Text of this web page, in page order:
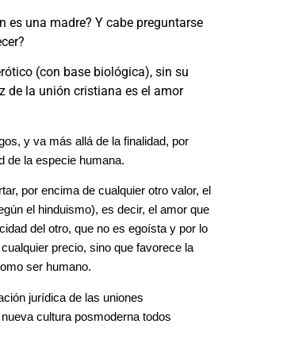
es una madre? Y cabe preguntarse
(con base biológica), sin su
de la unión cristiana es el amor
y va más allá de la finalidad, por
de la especie humana.
por encima de cualquier otro valor, el
el hinduismo), es decir, el amor que
del otro, que no es egoísta y por lo
precio, sino que favorece la
ser humano.
jurídica de las uniones
cultura posmoderna todos